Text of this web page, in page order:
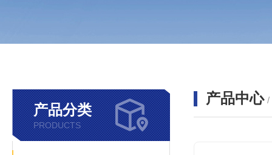
产品分类
PRODUCTS
产品中心 /